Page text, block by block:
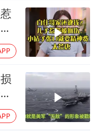
烂尾恒大文旅城
老人被城管撞倒后离世亲属质疑记录仪
系体育强国建设